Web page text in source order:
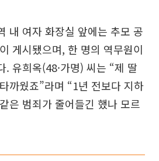
내 여자 화장실 앞에는 추모 공
게시됐으며, 한 명의 역무원이
. 유희옥(48·가명) 씨는 “제 딸
까웠죠”라며 “1년 전보다 지하
은 범죄가 줄어들긴 했나 모르